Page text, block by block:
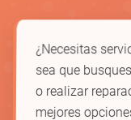
¿Necesitas
sea que
o realizar
mejores